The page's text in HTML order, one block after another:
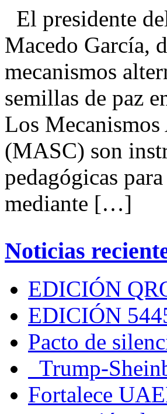
El presidente
Macedo García,
mecanismos
semillas de paz
Los
(MASC) son
pedagógicas
mediante […]
Noticias
EDICIÓN
EDICIÓN
Pacto de
Trump-
Fortalece